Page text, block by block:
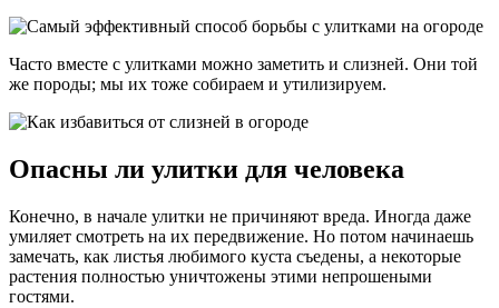
Часто вместе с улитками можно заметить и слизней. Они той
же породы; мы их тоже собираем и утилизируем.
Опасны ли улитки для человека
Конечно, в начале улитки не причиняют вреда. Иногда даже
умиляет смотреть на их передвижение. Но потом начинаешь
замечать, как листья любимого куста съедены, а некоторые
растения полностью уничтожены этими непрошеными
гостями.